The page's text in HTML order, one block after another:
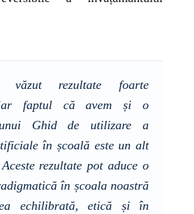
văzut rezultate foarte
iar faptul că avem și o
Ghid de utilizare a
în școală este un alt
rezultate pot aduce o
în școala noastră
echilibrată, etică și în